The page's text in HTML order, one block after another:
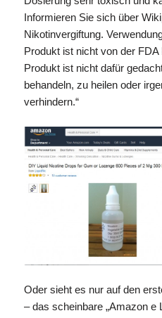
Informieren Sie sich über
Nikotinvergiftung.
Produkt ist nicht von der
Produkt ist nicht dafür
behandeln, zu heilen oder
verhindern.“
Oder sieht es nur auf den
– das scheinbare „Amazon e